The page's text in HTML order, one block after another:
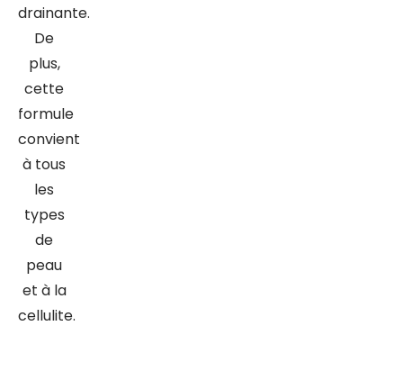
drainante.
De
plus,
cette
formule
convient
à tous
les
types
de
peau
et à la
cellulite.